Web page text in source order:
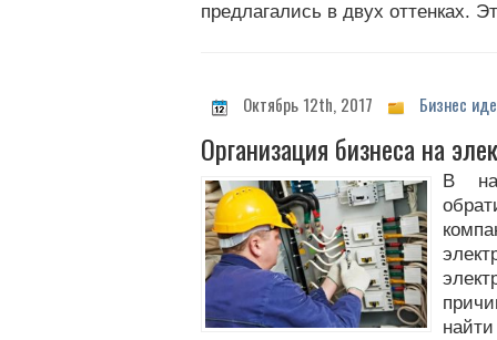
предлагались в двух оттенках.
Октябрь 12th, 2017 Бизнес
Организация бизнеса на
В